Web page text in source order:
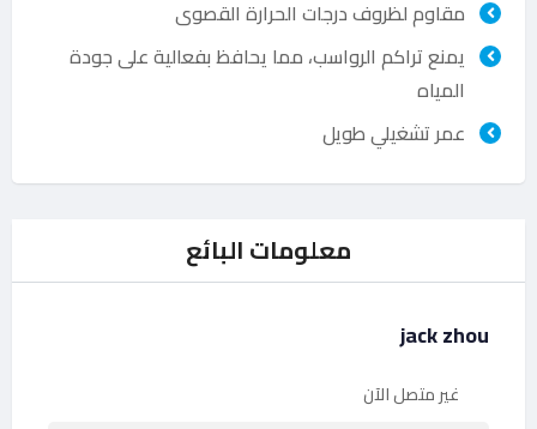
مقاوم لظروف درجات الحرارة القصوى
يمنع تراكم الرواسب، مما يحافظ بفعالية على جودة
المياه
عمر تشغيلي طويل
معلومات البائع
jack zhou
غير متصل الآن